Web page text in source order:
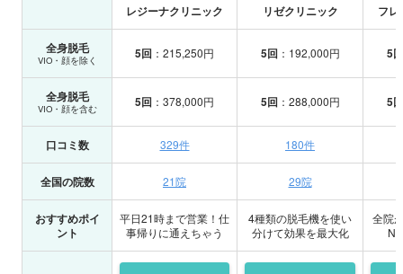
レジーナクリニック リゼクリニック フレ
全身脱毛
VIO・顔を除く 5回 ：215,250円 5回：192,000円 5回
全身脱毛
VIO・顔を含む 5回 ：378,000円 5回：288,000円 5回
口コミ数 329件 180件
全国の院数 21院 29院
おすすめポイ
ント
平日21時まで営業！仕
事帰りに通えちゃう
4種類の脱毛機を使い
分けて効果を最大化
全院